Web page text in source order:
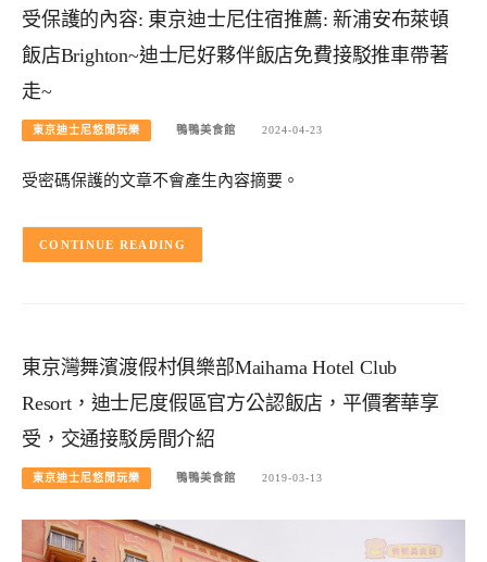
受保護的內容: 東京迪士尼住宿推薦: 新浦安布萊頓
飯店Brighton~迪士尼好夥伴飯店免費接駁推車帶著
走~
東京迪士尼悠閒玩樂 鴨鴨美食館 2024-04-23
受密碼保護的文章不會產生內容摘要。
CONTINUE READING
東京灣舞濱渡假村俱樂部Maihama Hotel Club
Resort，迪士尼度假區官方公認飯店，平價奢華享
受，交通接駁房間介紹
東京迪士尼悠閒玩樂 鴨鴨美食館 2019-03-13